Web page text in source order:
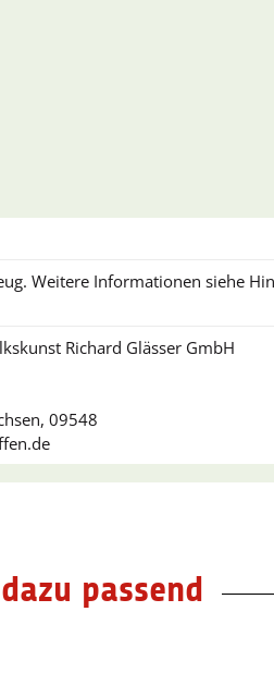
Weitere Informationen siehe
Richard Glässer GmbH
09548
dazu passend